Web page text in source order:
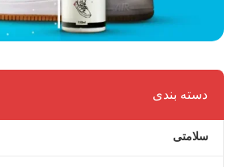
دسته بندی
سلامتی